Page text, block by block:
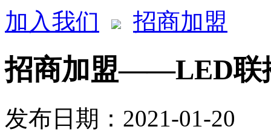
加入我们 招商加盟
招商加盟——LED联
发布日期：2021-01-20